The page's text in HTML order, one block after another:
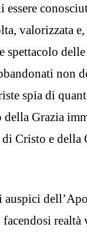
essere
valorizzata
spettacolo
non
spia di
Grazia
Cristo e della
auspici
realtà